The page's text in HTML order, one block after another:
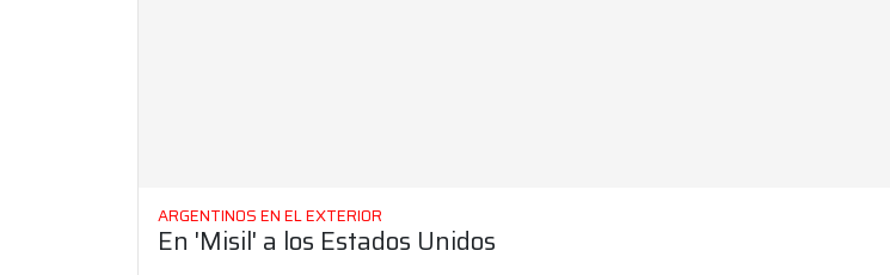
ARGENTINOS EN EL EXTERIOR
En 'Misil' a los Estados Unidos